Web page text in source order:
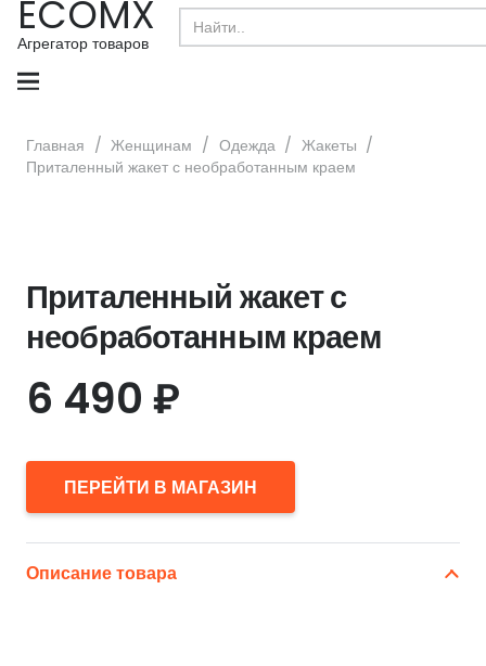
ECOMX
Агрегатор товаров
Search
for:
Главная / Женщинам / Одежда / Жакеты /
Приталенный жакет с необработанным краем
Приталенный жакет с
необработанным краем
6 490 ₽
ПЕРЕЙТИ В МАГАЗИН
Описание товара